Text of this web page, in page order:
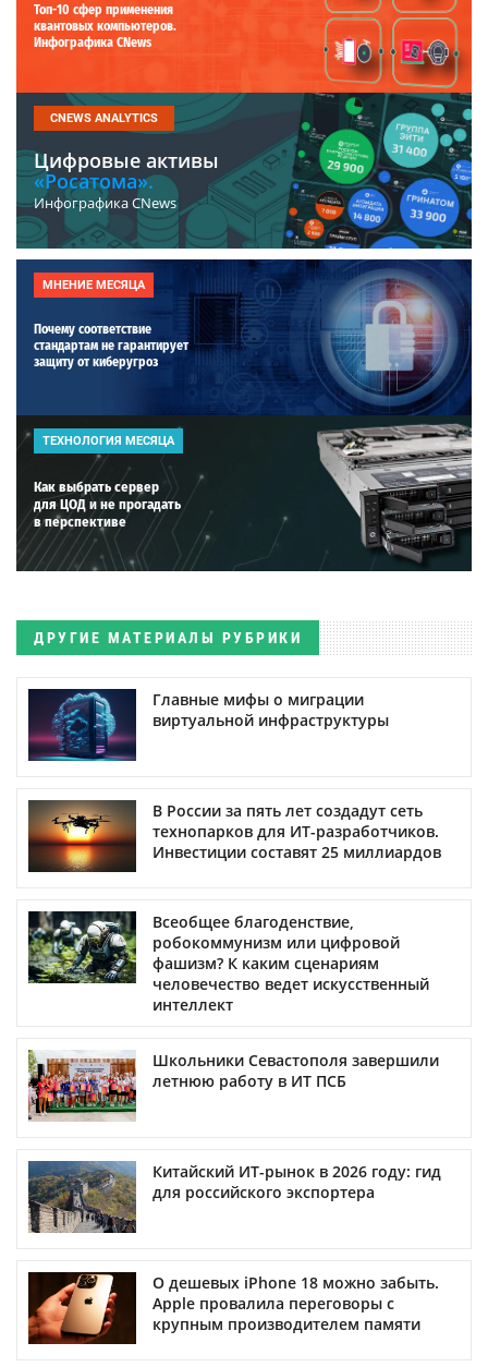
Топ-10 сфер применения
квантовых компьютеров.
Инфографика CNews
CNEWS ANALYTICS
Цифровые активы
«Росатома».
Инфографика CNews
МНЕНИЕ МЕСЯЦА
Почему соответствие
стандартам не гарантирует
защиту от киберугроз
ТЕХНОЛОГИЯ МЕСЯЦА
Как выбрать сервер
для ЦОД и не прогадать
в перспективе
ДРУГИЕ МАТЕРИАЛЫ РУБРИКИ
Главные мифы о миграции
виртуальной инфраструктуры
В России за пять лет создадут сеть
технопарков для ИТ-разработчиков.
Инвестиции составят 25 миллиардов
Всеобщее благоденствие,
робокоммунизм или цифровой
фашизм? К каким сценариям
человечество ведет искусственный
интеллект
Школьники Севастополя завершили
летнюю работу в ИТ ПСБ
Китайский ИТ-рынок в 2026 году: гид
для российского экспортера
О дешевых iPhone 18 можно забыть.
Apple провалила переговоры с
крупным производителем памяти